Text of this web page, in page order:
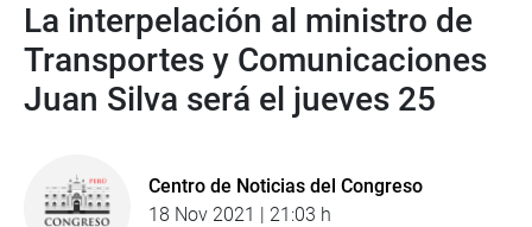
La interpelación al ministro de
Transportes y Comunicaciones
Juan Silva será el jueves 25
Centro de Noticias del Congreso
18 Nov 2021 | 21:03 h